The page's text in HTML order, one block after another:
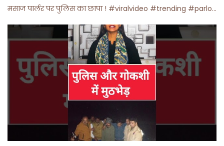
मसाज पार्लर पर पुलिस का छापा ! #viralvideo #trending #parlour